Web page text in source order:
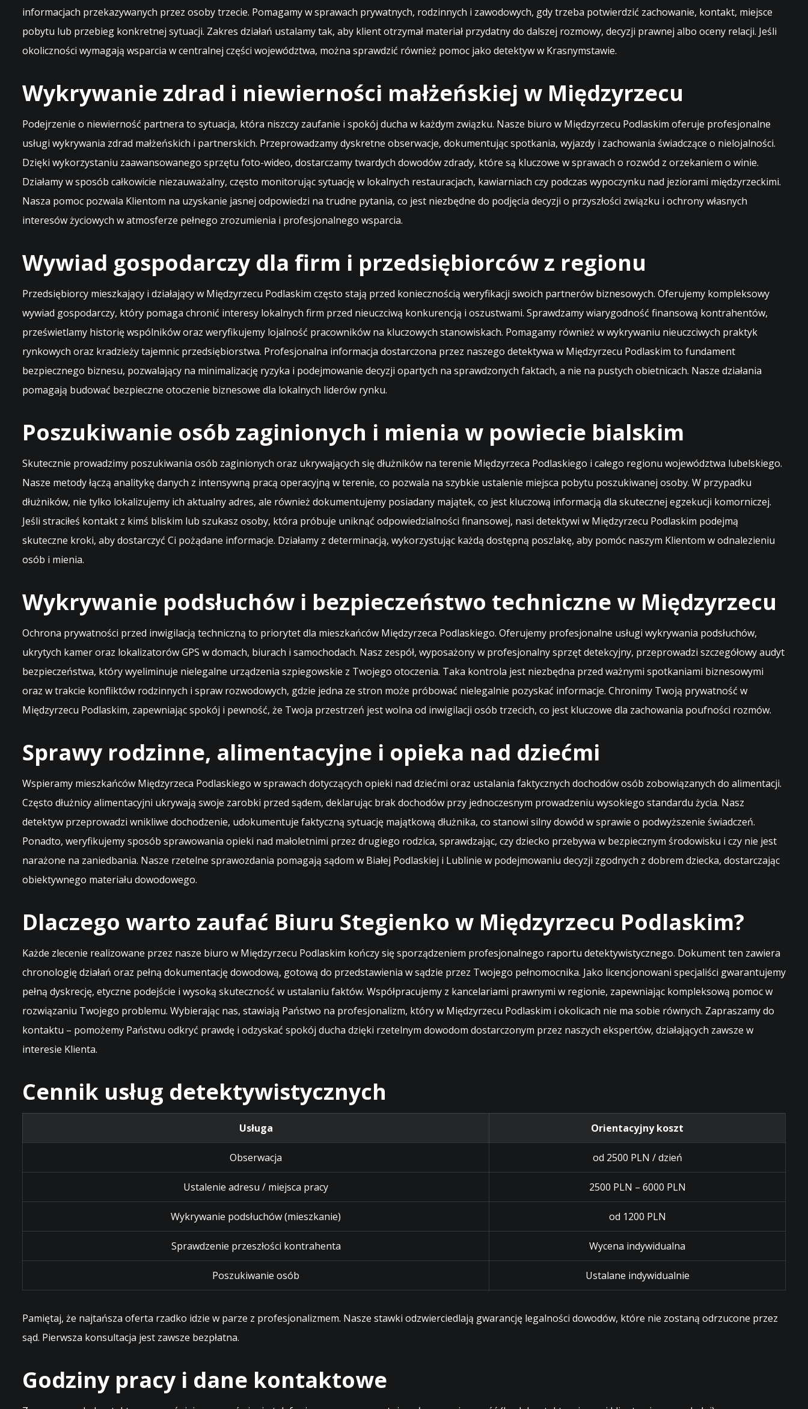
informacjach przekazywanych przez osoby trzecie. Pomagamy w sprawach prywatnych, rodzinnych i zawodowych, gdy trzeba potwierdzić zachowanie, kontakt, miejsce
pobytu lub przebieg konkretnej sytuacji. Zakres działań ustalamy tak, aby klient otrzymał materiał przydatny do dalszej rozmowy, decyzji prawnej albo oceny relacji. Jeśli
okoliczności wymagają wsparcia w centralnej części województwa, można sprawdzić również pomoc jako detektyw w Krasnymstawie.
Wykrywanie zdrad i niewierności małżeńskiej w Międzyrzecu
Podejrzenie o niewierność partnera to sytuacja, która niszczy zaufanie i spokój ducha w każdym związku. Nasze biuro w Międzyrzecu Podlaskim oferuje profesjonalne
usługi wykrywania zdrad małżeńskich i partnerskich. Przeprowadzamy dyskretne obserwacje, dokumentując spotkania, wyjazdy i zachowania świadczące o nielojalności.
Dzięki wykorzystaniu zaawansowanego sprzętu foto-wideo, dostarczamy twardych dowodów zdrady, które są kluczowe w sprawach o rozwód z orzekaniem o winie.
Działamy w sposób całkowicie niezauważalny, często monitorując sytuację w lokalnych restauracjach, kawiarniach czy podczas wypoczynku nad jeziorami międzyrzeckimi.
Nasza pomoc pozwala Klientom na uzyskanie jasnej odpowiedzi na trudne pytania, co jest niezbędne do podjęcia decyzji o przyszłości związku i ochrony własnych
interesów życiowych w atmosferze pełnego zrozumienia i profesjonalnego wsparcia.
Wywiad gospodarczy dla firm i przedsiębiorców z regionu
Przedsiębiorcy mieszkający i działający w Międzyrzecu Podlaskim często stają przed koniecznością weryfikacji swoich partnerów biznesowych. Oferujemy kompleksowy
wywiad gospodarczy, który pomaga chronić interesy lokalnych firm przed nieuczciwą konkurencją i oszustwami. Sprawdzamy wiarygodność finansową kontrahentów,
prześwietlamy historię wspólników oraz weryfikujemy lojalność pracowników na kluczowych stanowiskach. Pomagamy również w wykrywaniu nieuczciwych praktyk
rynkowych oraz kradzieży tajemnic przedsiębiorstwa. Profesjonalna informacja dostarczona przez naszego detektywa w Międzyrzecu Podlaskim to fundament
bezpiecznego biznesu, pozwalający na minimalizację ryzyka i podejmowanie decyzji opartych na sprawdzonych faktach, a nie na pustych obietnicach. Nasze działania
pomagają budować bezpieczne otoczenie biznesowe dla lokalnych liderów rynku.
Poszukiwanie osób zaginionych i mienia w powiecie bialskim
Skutecznie prowadzimy poszukiwania osób zaginionych oraz ukrywających się dłużników na terenie Międzyrzeca Podlaskiego i całego regionu województwa lubelskiego.
Nasze metody łączą analitykę danych z intensywną pracą operacyjną w terenie, co pozwala na szybkie ustalenie miejsca pobytu poszukiwanej osoby. W przypadku
dłużników, nie tylko lokalizujemy ich aktualny adres, ale również dokumentujemy posiadany majątek, co jest kluczową informacją dla skutecznej egzekucji komorniczej.
Jeśli straciłeś kontakt z kimś bliskim lub szukasz osoby, która próbuje uniknąć odpowiedzialności finansowej, nasi detektywi w Międzyrzecu Podlaskim podejmą
skuteczne kroki, aby dostarczyć Ci pożądane informacje. Działamy z determinacją, wykorzystując każdą dostępną poszlakę, aby pomóc naszym Klientom w odnalezieniu
osób i mienia.
Wykrywanie podsłuchów i bezpieczeństwo techniczne w Międzyrzecu
Ochrona prywatności przed inwigilacją techniczną to priorytet dla mieszkańców Międzyrzeca Podlaskiego. Oferujemy profesjonalne usługi wykrywania podsłuchów,
ukrytych kamer oraz lokalizatorów GPS w domach, biurach i samochodach. Nasz zespół, wyposażony w profesjonalny sprzęt detekcyjny, przeprowadzi szczegółowy audyt
bezpieczeństwa, który wyeliminuje nielegalne urządzenia szpiegowskie z Twojego otoczenia. Taka kontrola jest niezbędna przed ważnymi spotkaniami biznesowymi
oraz w trakcie konfliktów rodzinnych i spraw rozwodowych, gdzie jedna ze stron może próbować nielegalnie pozyskać informacje. Chronimy Twoją prywatność w
Międzyrzecu Podlaskim, zapewniając spokój i pewność, że Twoja przestrzeń jest wolna od inwigilacji osób trzecich, co jest kluczowe dla zachowania poufności rozmów.
Sprawy rodzinne, alimentacyjne i opieka nad dziećmi
Wspieramy mieszkańców Międzyrzeca Podlaskiego w sprawach dotyczących opieki nad dziećmi oraz ustalania faktycznych dochodów osób zobowiązanych do alimentacji.
Często dłużnicy alimentacyjni ukrywają swoje zarobki przed sądem, deklarując brak dochodów przy jednoczesnym prowadzeniu wysokiego standardu życia. Nasz
detektyw przeprowadzi wnikliwe dochodzenie, udokumentuje faktyczną sytuację majątkową dłużnika, co stanowi silny dowód w sprawie o podwyższenie świadczeń.
Ponadto, weryfikujemy sposób sprawowania opieki nad małoletnimi przez drugiego rodzica, sprawdzając, czy dziecko przebywa w bezpiecznym środowisku i czy nie jest
narażone na zaniedbania. Nasze rzetelne sprawozdania pomagają sądom w Białej Podlaskiej i Lublinie w podejmowaniu decyzji zgodnych z dobrem dziecka, dostarczając
obiektywnego materiału dowodowego.
Dlaczego warto zaufać Biuru Stegienko w Międzyrzecu Podlaskim?
Każde zlecenie realizowane przez nasze biuro w Międzyrzecu Podlaskim kończy się sporządzeniem profesjonalnego raportu detektywistycznego. Dokument ten zawiera
chronologię działań oraz pełną dokumentację dowodową, gotową do przedstawienia w sądzie przez Twojego pełnomocnika. Jako licencjonowani specjaliści gwarantujemy
pełną dyskrecję, etyczne podejście i wysoką skuteczność w ustalaniu faktów. Współpracujemy z kancelariami prawnymi w regionie, zapewniając kompleksową pomoc w
rozwiązaniu Twojego problemu. Wybierając nas, stawiają Państwo na profesjonalizm, który w Międzyrzecu Podlaskim i okolicach nie ma sobie równych. Zapraszamy do
kontaktu – pomożemy Państwu odkryć prawdę i odzyskać spokój ducha dzięki rzetelnym dowodom dostarczonym przez naszych ekspertów, działających zawsze w
interesie Klienta.
Cennik usług detektywistycznych
Usługa Orientacyjny koszt
Obserwacja od 2500 PLN / dzień
Ustalenie adresu / miejsca pracy 2500 PLN – 6000 PLN
Wykrywanie podsłuchów (mieszkanie) od 1200 PLN
Sprawdzenie przeszłości kontrahenta Wycena indywidualna
Poszukiwanie osób Ustalane indywidualnie
Pamiętaj, że najtańsza oferta rzadko idzie w parze z profesjonalizmem. Nasze stawki odzwierciedlają gwarancję legalności dowodów, które nie zostaną odrzucone przez
sąd. Pierwsza konsultacja jest zawsze bezpłatna.
Godziny pracy i dane kontaktowe